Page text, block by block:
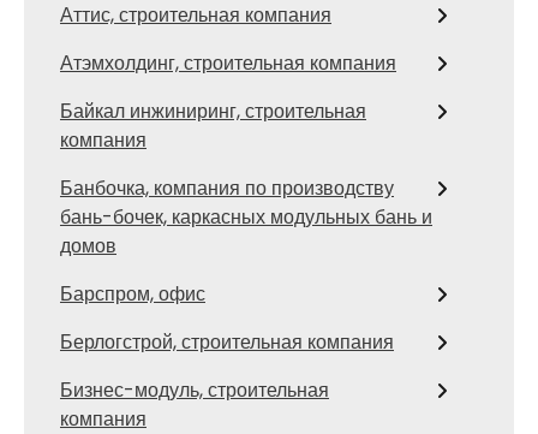
Аттис, строительная компания
Атэмхолдинг, строительная компания
Байкал инжиниринг, строительная
компания
Банбочка, компания по производству
бань-бочек, каркасных модульных бань и
домов
Барспром, офис
Берлогстрой, строительная компания
Бизнес-модуль, строительная
компания